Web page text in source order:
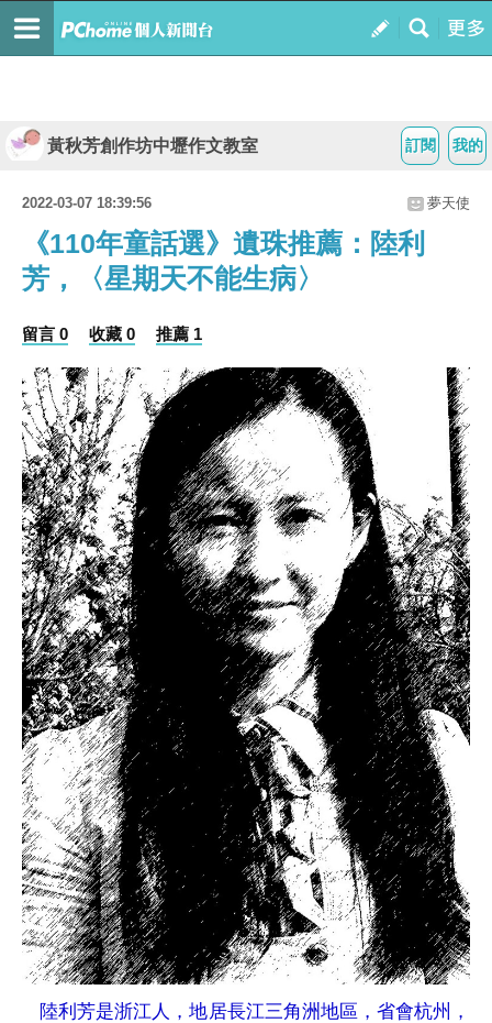
我的
訂閱
黃秋芳創作坊中壢作文教室
2022-03-07 18:39:56 夢天使
《110年童話選》遺珠推薦：陸利
芳，〈星期天不能生病〉
留言 0 收藏 0 推薦 1
陸利芳是浙江人，地居長江三角洲地區，省會杭州，